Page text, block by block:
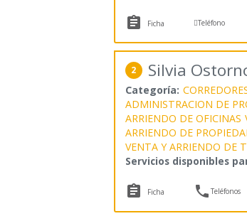
 Ficha Teléfono
2 Silvia
Categoría:
ADMINISTRACION DE
ARRIENDO DE OFICINAS
ARRIENDO DE
VENTA Y ARRIENDO DE
Servicios disponibles
 Ficha Teléfonos